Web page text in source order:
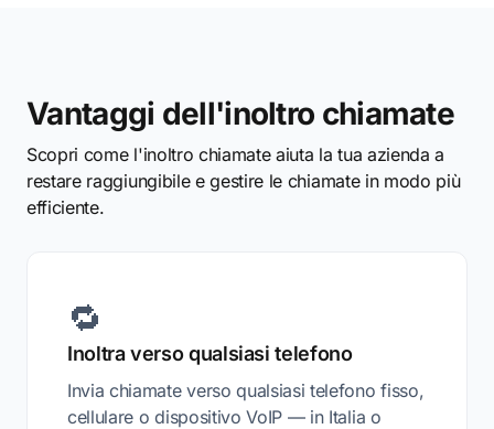
Vantaggi dell'inoltro chiamate
Scopri come l'inoltro chiamate aiuta la tua azienda a
restare raggiungibile e gestire le chiamate in modo più
efficiente.
🔁
Inoltra verso qualsiasi telefono
Invia chiamate verso qualsiasi telefono fisso,
cellulare o dispositivo VoIP — in Italia o